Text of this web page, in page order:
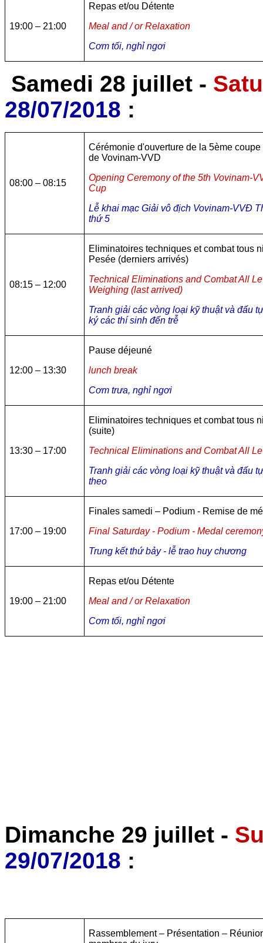
19:00 – 21:00
Repas et/ou Détente
Meal and / or Relaxation
Cơm tối, nghỉ ngơi
Samedi 28 juillet -
28/07/2018 :
08:00 – 08:15
Cérémonie d'ouverture de la 5ème
de Vovinam-VVD
Opening Ceremony of the 5th Vovinam-
Cup
Lễ khai mạc Giải vô địch Vovinam-VVĐ
thứ 5
08:15 – 12:00
Eliminatoires techniques et combat tous
Pesée (derniers arrivés)
Technical Eliminations and Combat All
Weighing (last arrived)
Tranh giải các vòng loại kỹ thuật và đấu
ký các thí sinh đến trễ
12:00 – 13:30
Pause déjeuné
lunch break
Cơm trưa, nghỉ ngơi
13:30 – 17:00
Eliminatoires techniques et combat tous
(suite)
Technical Eliminations and Combat All
Tranh giải các vòng loại kỹ thuật và đấu
theo
17:00 – 19:00
Finales samedi – Podium - Remise de
Final Saturday - Podium - Medal
Trung kết thứ bảy - lễ trao huy chương
19:00 – 21:00
Repas et/ou Détente
Meal and / or Relaxation
Cơm tối, nghỉ ngơi
Dimanche 29 juillet -
29/07/2018 :
Rassemblement – Présentation –